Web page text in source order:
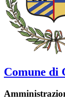
Comune di